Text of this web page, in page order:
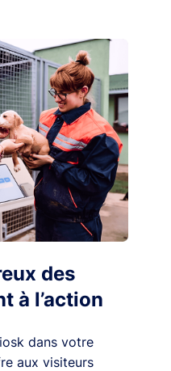
des
à l’action
dans votre
aux visiteurs